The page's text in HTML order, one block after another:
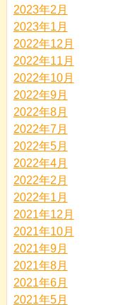
2023年2月
2023年1月
2022年12月
2022年11月
2022年10月
2022年9月
2022年8月
2022年7月
2022年5月
2022年4月
2022年2月
2022年1月
2021年12月
2021年10月
2021年9月
2021年8月
2021年6月
2021年5月